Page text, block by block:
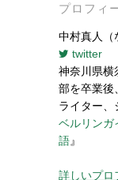
プロフィ
中村真人（
twitter
神奈川県横
部を卒業後
ライター、
ベルリンガ
語』
詳しいプロ